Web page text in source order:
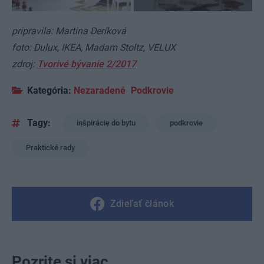
pripravila: Martina Deríková
foto: Dulux, IKEA, Madam Stoltz, VELUX
zdroj: Tvorivé bývanie 2/2017
Kategória: Nezaradené Podkrovie
Tagy: inšpirácie do bytu podkrovie
Praktické rady
Zdieľať článok